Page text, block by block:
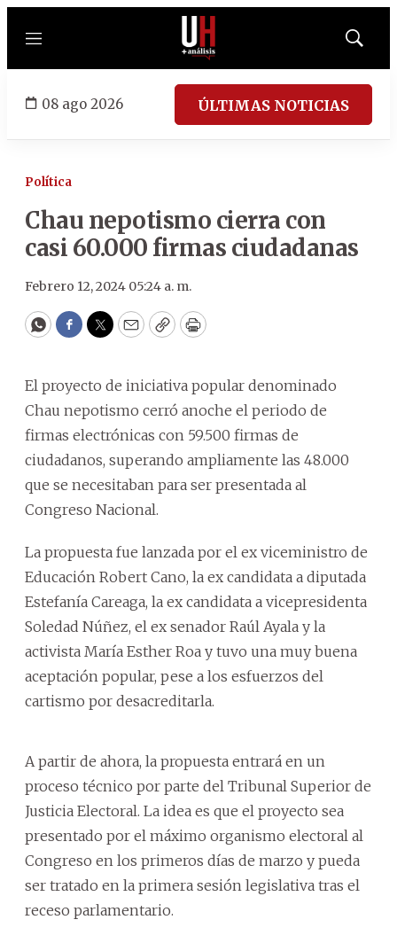
Menú
Mostrar
08 ago 2026 ÚLTIMAS NOTICIAS
Política
Chau nepotismo cierra con
casi 60.000 firmas ciudadanas
Febrero 12, 2024 05:24 a. m.
WhatsApp
Facebook
Twitter
EmailCopyPrint
El proyecto de iniciativa popular denominado
Chau nepotismo cerró anoche el periodo de
firmas electrónicas con 59.500 firmas de
ciudadanos, superando ampliamente las 48.000
que se necesitaban para ser presentada al
Congreso Nacional.
La propuesta fue lanzada por el ex viceministro de
Educación Robert Cano, la ex candidata a diputada
Estefanía Careaga, la ex candidata a vicepresidenta
Soledad Núñez, el ex senador Raúl Ayala y la
activista María Esther Roa y tuvo una muy buena
aceptación popular, pese a los esfuerzos del
cartismo por desacreditarla.
A partir de ahora, la propuesta entrará en un
proceso técnico por parte del Tribunal Superior de
Justicia Electoral. La idea es que el proyecto sea
presentado por el máximo organismo electoral al
Congreso en los primeros días de marzo y pueda
ser tratado en la primera sesión legislativa tras el
receso parlamentario.